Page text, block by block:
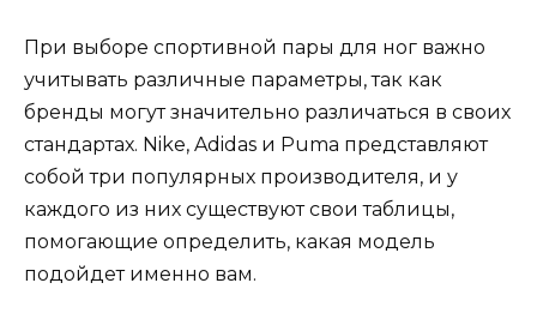
При выборе спортивной пары для ног важно
учитывать различные параметры, так как
бренды могут значительно различаться в своих
стандартах. Nike, Adidas и Puma представляют
собой три популярных производителя, и у
каждого из них существуют свои таблицы,
помогающие определить, какая модель
подойдет именно вам.